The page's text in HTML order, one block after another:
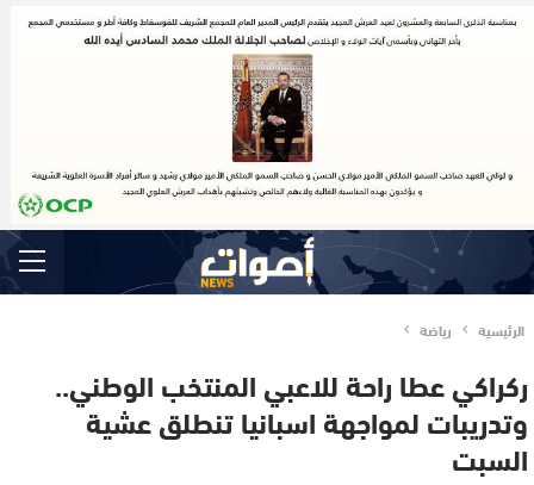
الرئيسية رياضة
ركراكي عطا راحة للاعبي المنتخب الوطني..
وتدريبات لمواجهة اسبانيا تنطلق عشية
السبت